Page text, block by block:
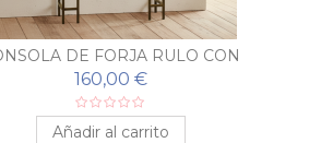
DE FORJA RULO CON
ESPEJO A JUEGO
160,00 €
Añadir al carrito